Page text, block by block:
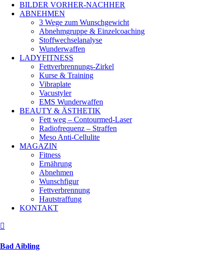
BILDER VORHER-NACHHER
ABNEHMEN
3 Wege zum Wunschgewicht
Abnehmgruppe & Einzelcoaching
Stoffwechselanalyse
Wunderwaffen
LADYFITNESS
Fettverbrennungs-Zirkel
Kurse & Training
Vibraplate
Vacustyler
EMS Wunderwaffen
BEAUTY & ÄSTHETIK
Fett weg – Contourmed-Laser
Radiofrequenz – Straffen
Meso Anti-Cellulite
MAGAZIN
Fitness
Ernährung
Abnehmen
Wunschfigur
Fettverbrennung
Hautstraffung
KONTAKT

Bad Aibling